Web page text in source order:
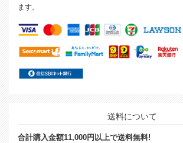
ます。
送料について
合計購入金額11,000円以上で送料無料!